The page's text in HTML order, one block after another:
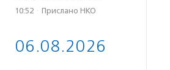
10:52 · Прислано НКО
06.08.2026